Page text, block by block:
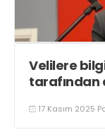
Velilere
tarafından
17 Kasım 2025